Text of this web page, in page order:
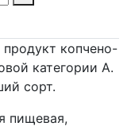
копчено-
категории А.
сорт.
пищевая,